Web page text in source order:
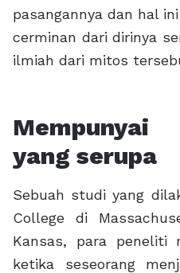
pasangannya dan hal
cerminan dari dirinya
ilmiah dari mitos
yang serupa
Sebuah studi yang
College di
Kansas, para peneliti
ketika seseorang